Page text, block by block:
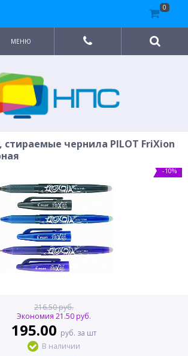
МЕНЮ
стираемые чернила PILOT FriXion
-10%
216.50 руб.
Экономия 21.50 руб.
195.00 руб. за шт
В наличии
0